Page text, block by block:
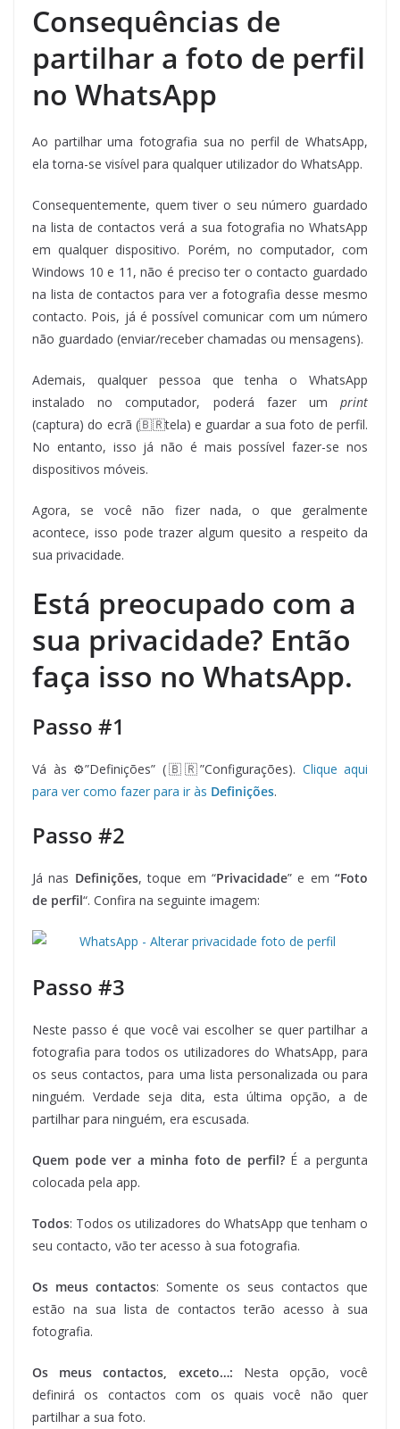
Consequências de
partilhar a foto de perfil
no WhatsApp
Ao partilhar uma fotografia sua no perfil de WhatsApp,
ela torna-se visível para qualquer utilizador do WhatsApp.
Consequentemente, quem tiver o seu número guardado
na lista de contactos verá a sua fotografia no WhatsApp
em qualquer dispositivo. Porém, no computador, com
Windows 10 e 11, não é preciso ter o contacto guardado
na lista de contactos para ver a fotografia desse mesmo
contacto. Pois, já é possível comunicar com um número
não guardado (enviar/receber chamadas ou mensagens).
Ademais, qualquer pessoa que tenha o WhatsApp
instalado no computador, poderá fazer um print
(captura) do ecrã (🇧🇷tela) e guardar a sua foto de perfil.
No entanto, isso já não é mais possível fazer-se nos
dispositivos móveis.
Agora, se você não fizer nada, o que geralmente
acontece, isso pode trazer algum quesito a respeito da
sua privacidade.
Está preocupado com a
sua privacidade? Então
faça isso no WhatsApp.
Passo #1
Vá às ⚙️”Definições” (🇧🇷”Configurações). Clique aqui
para ver como fazer para ir às Definições.
Passo #2
Já nas Definições, toque em “Privacidade” e em “Foto
de perfil“. Confira na seguinte imagem:
Passo #3
Neste passo é que você vai escolher se quer partilhar a
fotografia para todos os utilizadores do WhatsApp, para
os seus contactos, para uma lista personalizada ou para
ninguém. Verdade seja dita, esta última opção, a de
partilhar para ninguém, era escusada.
Quem pode ver a minha foto de perfil? É a pergunta
colocada pela app.
Todos: Todos os utilizadores do WhatsApp que tenham o
seu contacto, vão ter acesso à sua fotografia.
Os meus contactos: Somente os seus contactos que
estão na sua lista de contactos terão acesso à sua
fotografia.
Os meus contactos, exceto…: Nesta opção, você
definirá os contactos com os quais você não quer
partilhar a sua foto.